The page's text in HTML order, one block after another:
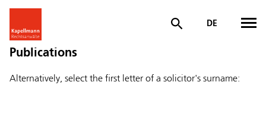
DE
Publications
Alternatively, select the first letter of a solicitor's surname: